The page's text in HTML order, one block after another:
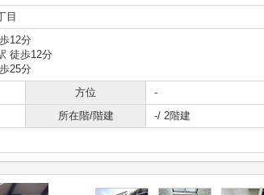
目
12分
徒歩12分
25分
方位
-
所在階/階建
-/ 2階建